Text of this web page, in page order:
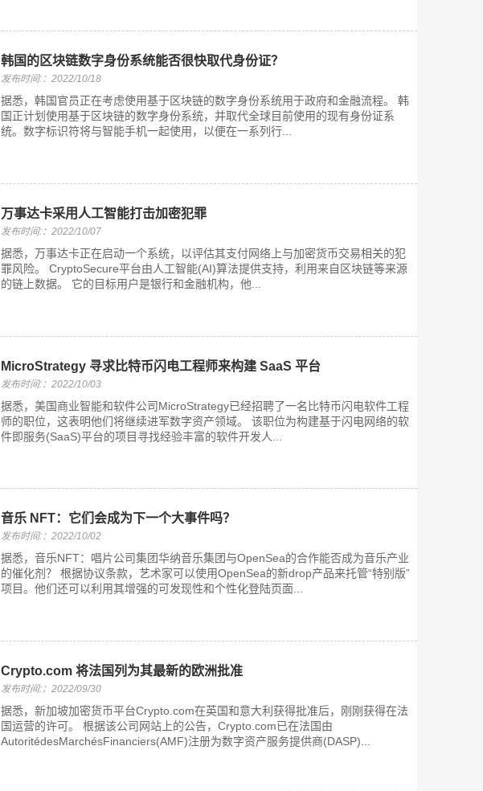
韩国的区块链数字身份系统能否很快取代身份证？
发布时间:：2022/10/18
据悉，韩国官员正在考虑使用基于区块链的数字身份系统用于政府和金融流程。 韩
国正计划使用基于区块链的数字身份系统，并取代全球目前使用的现有身份证系
统。数字标识符将与智能手机一起使用，以便在一系列行...
万事达卡采用人工智能打击加密犯罪
发布时间:：2022/10/07
据悉，万事达卡正在启动一个系统，以评估其支付网络上与加密货币交易相关的犯
罪风险。 CryptoSecure平台由人工智能(AI)算法提供支持，利用来自区块链等来源
的链上数据。 它的目标用户是银行和金融机构，他...
MicroStrategy 寻求比特币闪电工程师来构建 SaaS 平台
发布时间:：2022/10/03
据悉，美国商业智能和软件公司MicroStrategy已经招聘了一名比特币闪电软件工程
师的职位，这表明他们将继续进军数字资产领域。 该职位为构建基于闪电网络的软
件即服务(SaaS)平台的项目寻找经验丰富的软件开发人...
音乐 NFT：它们会成为下一个大事件吗？
发布时间:：2022/10/02
据悉，音乐NFT：唱片公司集团华纳音乐集团与OpenSea的合作能否成为音乐产业
的催化剂？ 根据协议条款，艺术家可以使用OpenSea的新drop产品来托管“特别版”
项目。他们还可以利用其增强的可发现性和个性化登陆页面...
Crypto.com 将法国列为其最新的欧洲批准
发布时间:：2022/09/30
据悉，新加坡加密货币平台Crypto.com在英国和意大利获得批准后，刚刚获得在法
国运营的许可。 根据该公司网站上的公告，Crypto.com已在法国由
AutoritédesMarchésFinanciers(AMF)注册为数字资产服务提供商(DASP)...